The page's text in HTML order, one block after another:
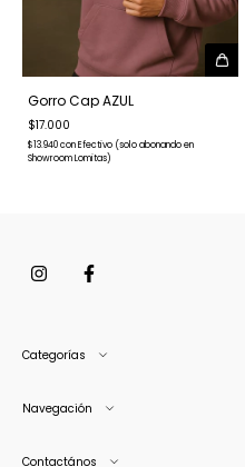
Gorro Cap AZUL
$17.000
$13.940conEfectivo (solo abonando en
Showroom Lomitas)
Categorías
Navegación
Contactános